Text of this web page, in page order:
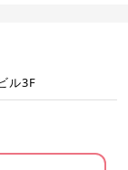
ル3F